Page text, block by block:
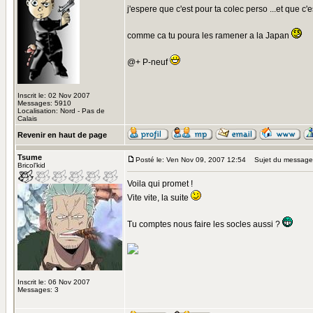
Inscrit le: 02 Nov 2007
Messages: 5910
Localisation: Nord - Pas de
Calais
j'espere que c'est pour ta colec perso ...et que
comme ca tu poura les ramener a la Japan
@+ P-neuf
Revenir en haut de page
Tsume
Bricol'kid
Inscrit le: 06 Nov 2007
Messages: 3
Posté le: Ven Nov 09, 2007 12:54 Sujet du
Voila qui promet !
Vite vite, la suite
Tu comptes nous faire les socles aussi ?